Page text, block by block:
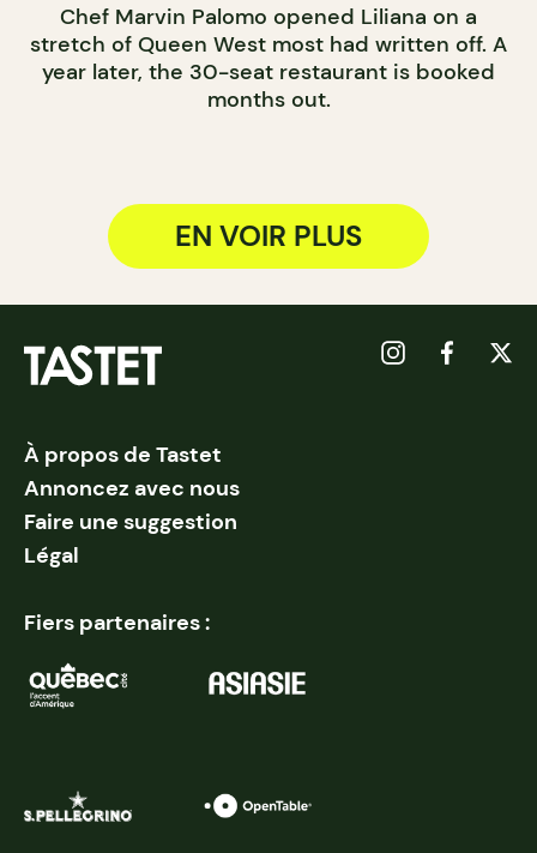
Chef Marvin Palomo opened Liliana on a
stretch of Queen West most had written off. A
year later, the 30-seat restaurant is booked
months out.
EN VOIR PLUS
À propos de Tastet
Annoncez avec nous
Faire une suggestion
Légal
Fiers partenaires :